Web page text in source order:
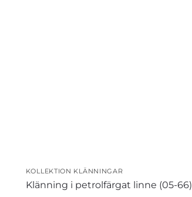
KOLLEKTION KLÄNNINGAR
Klänning i petrolfärgat linne (05-66)